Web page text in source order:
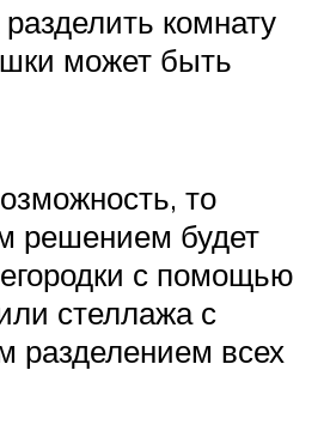
комнату
может быть
то
решением будет
с помощью
стеллажа с
разделением всех